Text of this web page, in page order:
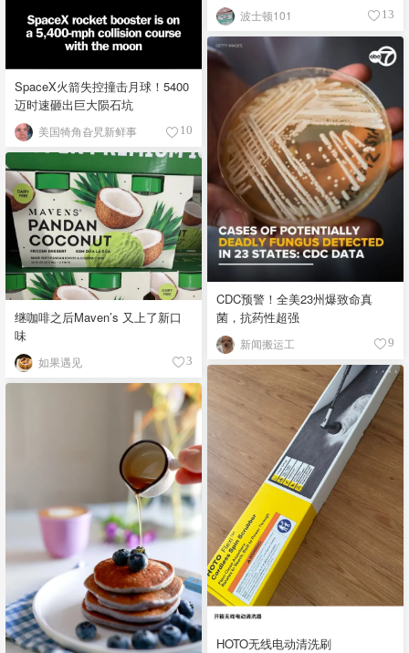
波士顿101 13
SpaceX火箭失控撞击月球！5400
迈时速砸出巨大陨石坑
美国犄角旮旯新鲜事 10
CDC预警！全美23州爆致命真
菌，抗药性超强
新闻搬运工 9
继咖啡之后Maven’s 又上了新口
味
如果遇见 3
HOTO无线电动清洗刷